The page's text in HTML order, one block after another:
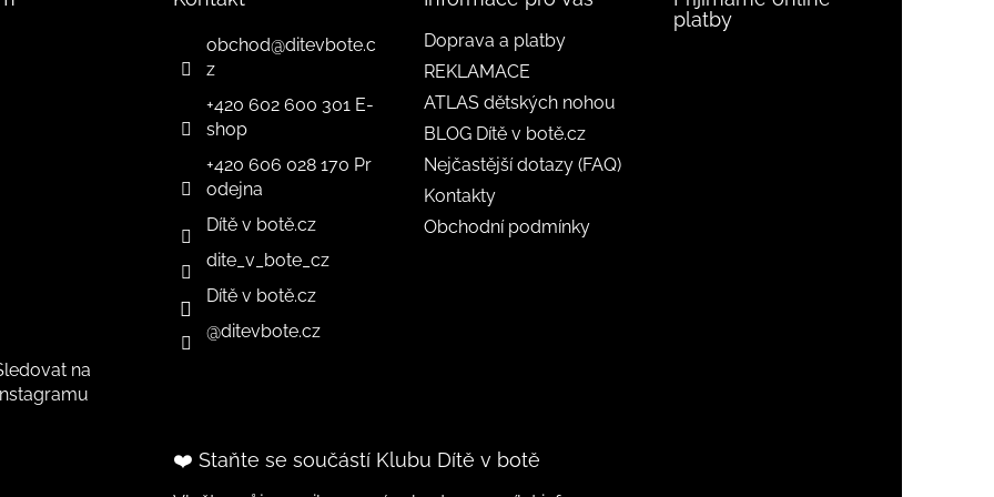
na
obchod@ditevbote.c
z
+420 602 600 301 E-
shop
+420 606 028 170 Pr
odejna
Dítě v botě.cz
dite_v_bote_cz
Dítě v botě.cz
@ditevbote.cz
Doprava a platby
REKLAMACE
ATLAS dětských nohou
BLOG Dítě v botě.cz
Nejčastější dotazy (FAQ)
Kontakty
Obchodní podmínky
platby
❤️ Staňte se součástí Klubu Dítě v botě